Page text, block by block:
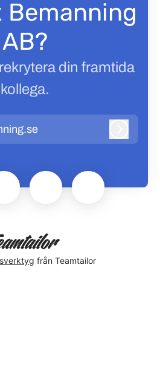
Bemanning
AB?
din framtida
kollega.
från Teamtailor